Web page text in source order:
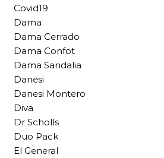
Covid19
Dama
Dama Cerrado
Dama Confot
Dama Sandalia
Danesi
Danesi Montero
Diva
Dr Scholls
Duo Pack
El General